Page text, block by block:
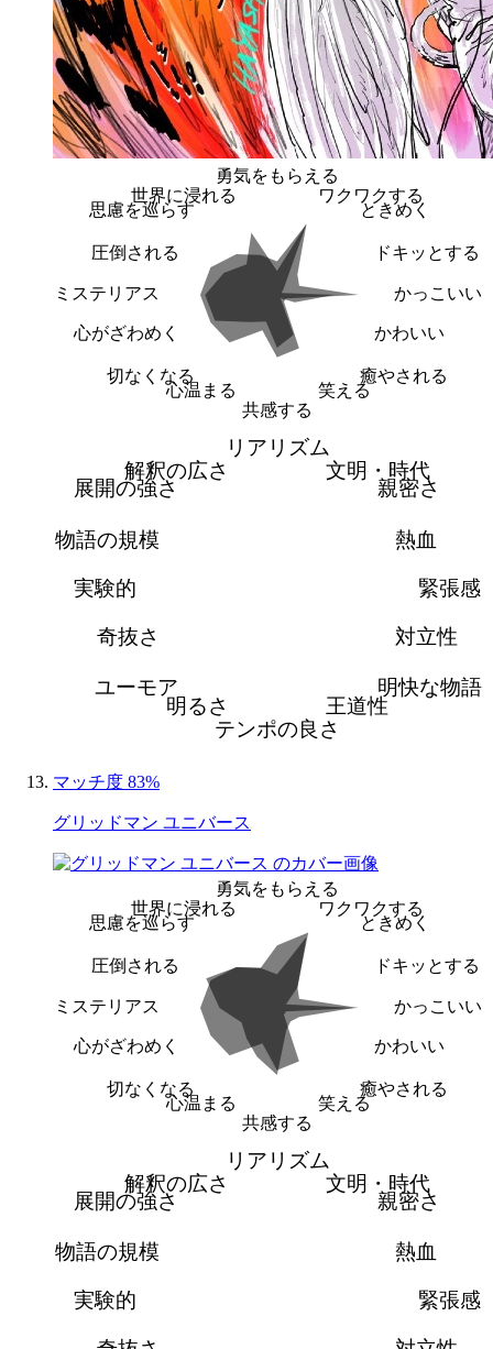
勇気をもらえる
ワクワクする
ときめく
ドキッとする
かっこいい
かわいい
癒やされる
笑える
共感する
心温まる
切なくなる
心がざわめく
ミステリアス
圧倒される
思慮を巡らす
世界に浸れる
リアリズム
文明・時代
親密さ
熱血
緊張感
対立性
明快な物語
王道性
テンポの良さ
明るさ
ユーモア
奇抜さ
実験的
物語の規模
展開の強さ
解釈の広さ
マッチ度 83%
グリッドマン ユニバース
勇気をもらえる
ワクワクする
ときめく
ドキッとする
かっこいい
かわいい
癒やされる
笑える
共感する
心温まる
切なくなる
心がざわめく
ミステリアス
圧倒される
思慮を巡らす
世界に浸れる
リアリズム
文明・時代
親密さ
熱血
緊張感
実験的
物語の規模
展開の強さ
解釈の広さ